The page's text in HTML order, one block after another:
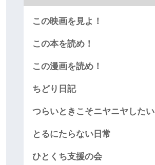
この映画を見よ！
この本を読め！
この漫画を読め！
ちどり日記
つらいときこそニヤニヤしたい
とるにたらない日常
ひとくち支援の会